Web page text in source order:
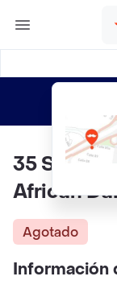
35
African
Agotado
Información